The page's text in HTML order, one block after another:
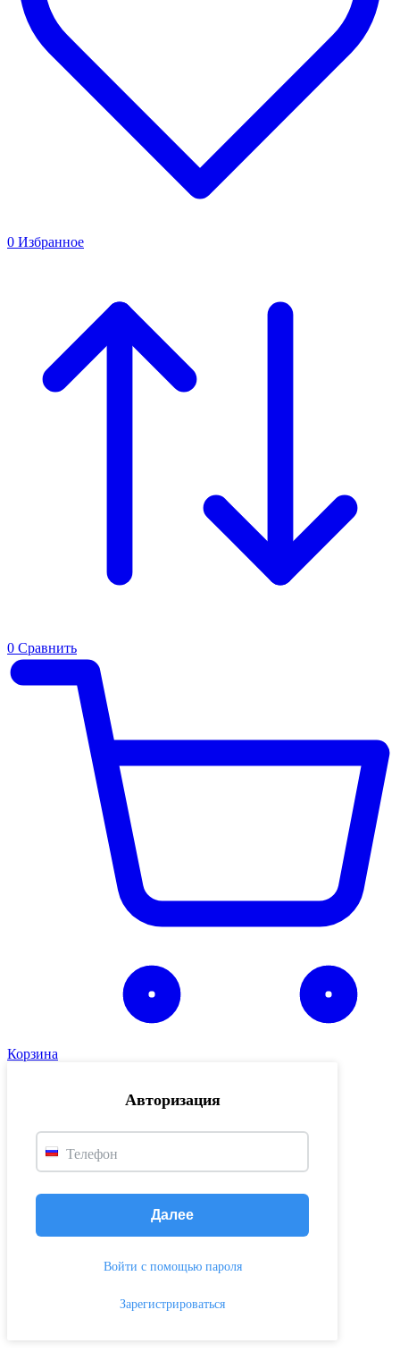
0 Избранное
0 Сравнить
Корзина
Авторизация
Телефон
Далее
Войти с помощью пароля
Зарегистрироваться